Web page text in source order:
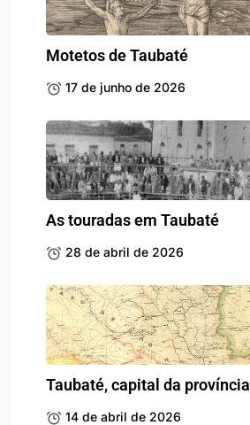
Motetos de Taubaté
17 de junho de 2026
As touradas em Taubaté
28 de abril de 2026
Taubaté, capital da província
14 de abril de 2026